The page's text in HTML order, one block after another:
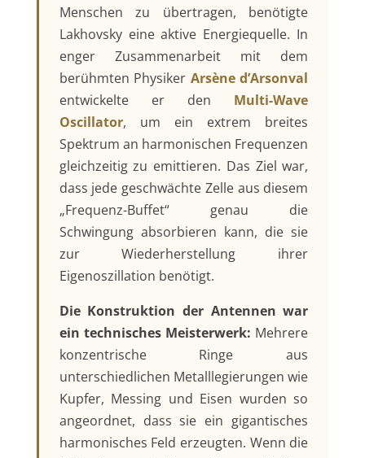
Menschen zu übertragen, benötigte
Lakhovsky eine aktive Energiequelle. In
enger Zusammenarbeit mit dem
berühmten Physiker Arsène d’Arsonval
entwickelte er den Multi-Wave
Oscillator, um ein extrem breites
Spektrum an harmonischen Frequenzen
gleichzeitig zu emittieren. Das Ziel war,
dass jede geschwächte Zelle aus diesem
„Frequenz-Buffet“ genau die
Schwingung absorbieren kann, die sie
zur Wiederherstellung ihrer
Eigenoszillation benötigt.
Die Konstruktion der Antennen war
ein technisches Meisterwerk: Mehrere
konzentrische Ringe aus
unterschiedlichen Metalllegierungen wie
Kupfer, Messing und Eisen wurden so
angeordnet, dass sie ein gigantisches
harmonisches Feld erzeugten. Wenn die